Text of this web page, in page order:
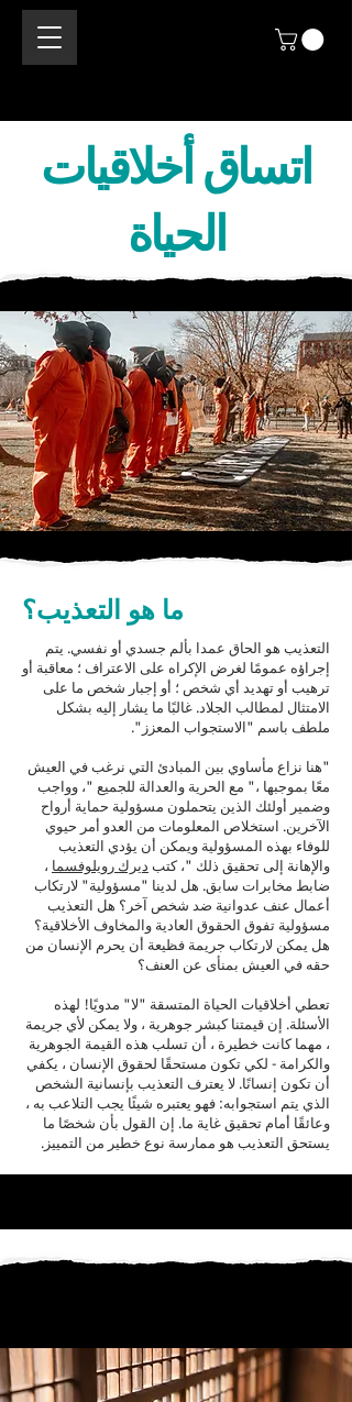
اتساق أخلاقيات
الحياة
ما هو التعذيب؟
التعذيب هو الحاق عمدا بألم جسدي أو نفسي. يتم
إجراؤه عمومًا لغرض الإكراه على الاعتراف ؛ معاقبة أو
ترهيب أو تهديد أي شخص ؛ أو إجبار شخص ما على
الامتثال لمطالب الجلاد. غالبًا ما يشار إليه بشكل
ملطف باسم "الاستجواب المعزز".
"هنا نزاع مأساوي بين المبادئ التي نرغب في العيش
معًا بموجبها ،" مع الحرية والعدالة للجميع "، وواجب
وضمير أولئك الذين يتحملون مسؤولية حماية أرواح
الآخرين. استخلاص المعلومات من العدو أمر حيوي
للوفاء بهذه المسؤولية ويمكن أن يؤدي التعذيب
والإهانة إلى تحقيق ذلك "، كتب ديرك رويلوفسما ،
ضابط مخابرات سابق. هل لدينا "مسؤولية" لارتكاب
أعمال عنف عدوانية ضد شخص آخر؟ هل التعذيب
مسؤولية تفوق الحقوق العادية والمخاوف الأخلاقية؟
هل يمكن لارتكاب جريمة فظيعة أن يحرم الإنسان من
حقه في العيش بمنأى عن العنف؟
تعطي أخلاقيات الحياة المتسقة "لا" مدويًا! لهذه
الأسئلة. إن قيمتنا كبشر جوهرية ، ولا يمكن لأي جريمة
، مهما كانت خطيرة ، أن تسلب هذه القيمة الجوهرية
والكرامة - لكي تكون مستحقًا لحقوق الإنسان ، يكفي
أن تكون إنسانًا. لا يعترف التعذيب بإنسانية الشخص
الذي يتم استجوابه: فهو يعتبره شيئًا يجب التلاعب به ،
وعائقًا أمام تحقيق غاية ما. إن القول بأن شخصًا ما
يستحق التعذيب هو ممارسة نوع خطير من التمييز.